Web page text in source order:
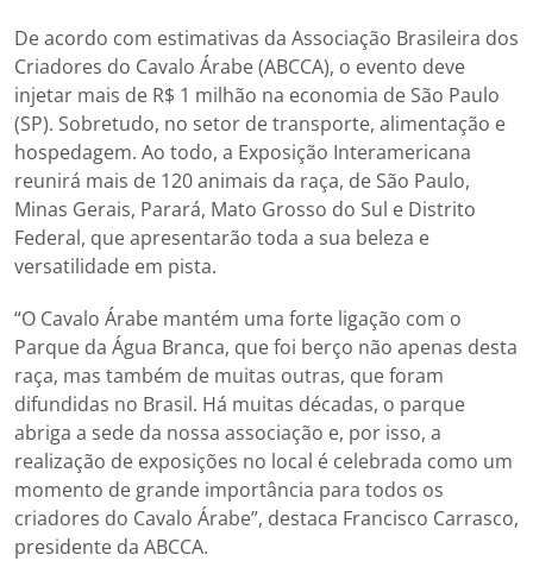
De acordo com estimativas da Associação Brasileira dos
Criadores do Cavalo Árabe (ABCCA), o evento deve
injetar mais de R$ 1 milhão na economia de São Paulo
(SP). Sobretudo, no setor de transporte, alimentação e
hospedagem. Ao todo, a Exposição Interamericana
reunirá mais de 120 animais da raça, de São Paulo,
Minas Gerais, Parará, Mato Grosso do Sul e Distrito
Federal, que apresentarão toda a sua beleza e
versatilidade em pista.
“O Cavalo Árabe mantém uma forte ligação com o
Parque da Água Branca, que foi berço não apenas desta
raça, mas também de muitas outras, que foram
difundidas no Brasil. Há muitas décadas, o parque
abriga a sede da nossa associação e, por isso, a
realização de exposições no local é celebrada como um
momento de grande importância para todos os
criadores do Cavalo Árabe”, destaca Francisco Carrasco,
presidente da ABCCA.